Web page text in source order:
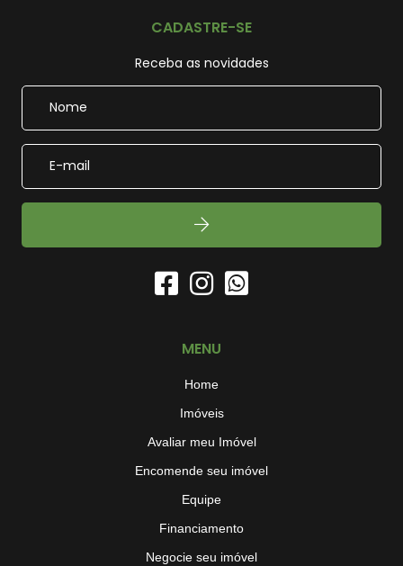
CADASTRE-SE
Receba as novidades
MENU
Home
Imóveis
Avaliar meu Imóvel
Encomende seu imóvel
Equipe
Financiamento
Negocie seu imóvel